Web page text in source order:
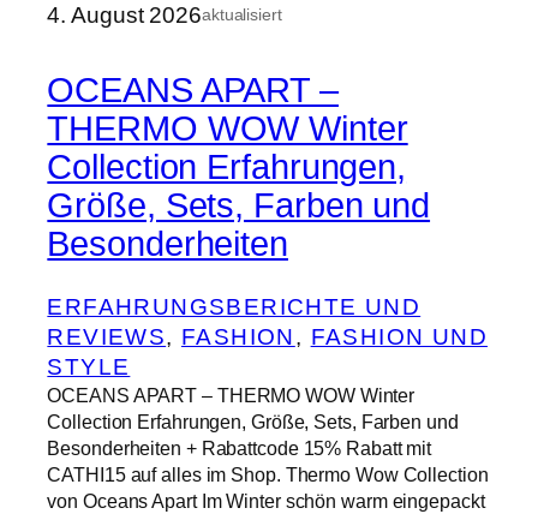
4. August 2026aktualisiert
OCEANS APART –
THERMO WOW Winter
Collection Erfahrungen,
Größe, Sets, Farben und
Besonderheiten
ERFAHRUNGSBERICHTE UND
REVIEWS, FASHION, FASHION UND
STYLE
OCEANS APART – THERMO WOW Winter
Collection Erfahrungen, Größe, Sets, Farben und
Besonderheiten + Rabattcode 15% Rabatt mit
CATHI15 auf alles im Shop. Thermo Wow Collection
von Oceans Apart Im Winter schön warm eingepackt